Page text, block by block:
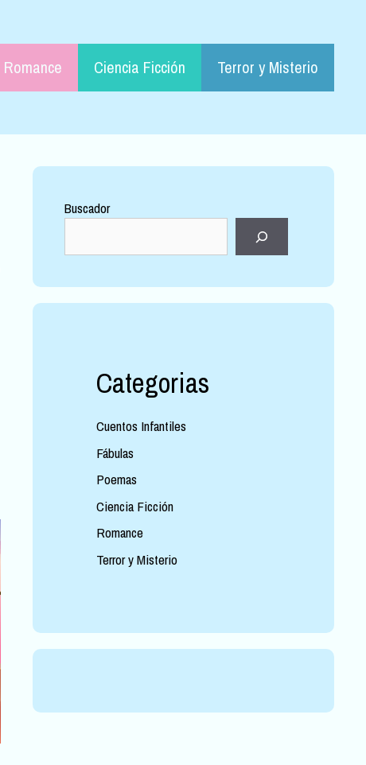
Romance Ciencia Ficción Terror y Misterio
Buscador
Categorias
Cuentos Infantiles
Fábulas
Poemas
Ciencia Ficción
Romance
Terror y Misterio